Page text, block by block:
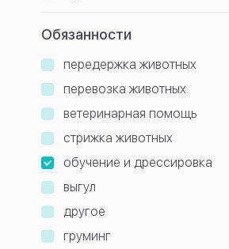
Обязанности
передержка животных
перевозка животных
ветеринарная помощь
стрижка животных
обучение и дрессировка
выгул
другое
груминг